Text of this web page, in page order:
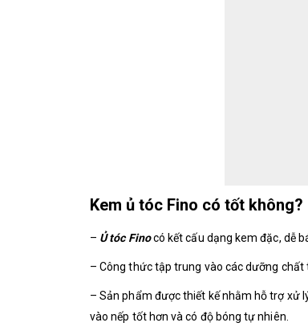
Kem ủ tóc Fino có tốt không?
– Ủ tóc Finocó kết cấu dạng kem đặc, dễ
– Công thức tập trung vào các dưỡng chất
– Sản phẩm được thiết kế nhằm hỗ trợ xử
vào nếp tốt hơn và có độ bóng tự nhiên.